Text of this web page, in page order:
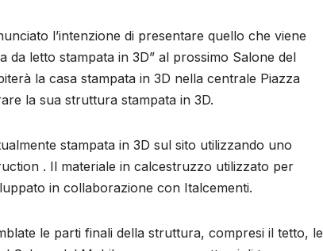
l’intenzione di presentare quello che viene
letto stampata in 3D” al prossimo Salone del
la casa stampata in 3D nella centrale Piazza
la sua struttura stampata in 3D.
stampata in 3D sul sito utilizzando uno
. Il materiale in calcestruzzo utilizzato per
in collaborazione con Italcementi.
le parti finali della struttura, compresi il tetto, le